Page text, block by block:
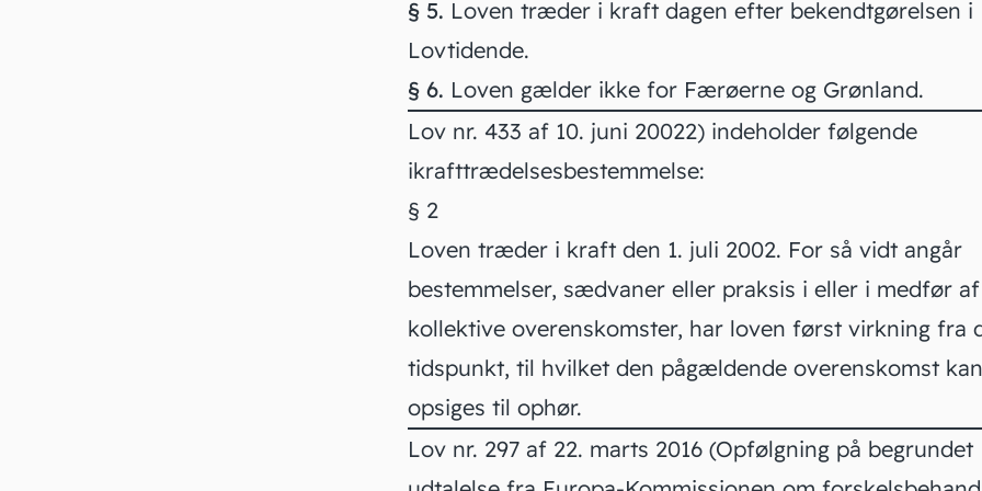
§ 5. Loven træder i kraft dagen efter bekendtgørelsen i
Lovtidende.
§ 6. Loven gælder ikke for Færøerne og Grønland.
Lov nr. 433 af 10. juni 20022) indeholder følgende
ikrafttrædelsesbestemmelse:
§ 2
Loven træder i kraft den 1. juli 2002. For så vidt angår
bestemmelser, sædvaner eller praksis i eller i medfør af
kollektive overenskomster, har loven først virkning fra
tidspunkt, til hvilket den pågældende overenskomst kan
opsiges til ophør.
Lov nr. 297 af 22. marts 2016 (Opfølgning på begrundet